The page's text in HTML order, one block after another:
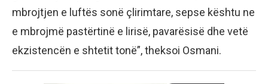
mbrojtjen e luftës sonë çlirimtare, sepse kështu ne
e mbrojmë pastërtinë e lirisë, pavarësisë dhe vetë
ekzistencën e shtetit tonë”, theksoi Osmani.